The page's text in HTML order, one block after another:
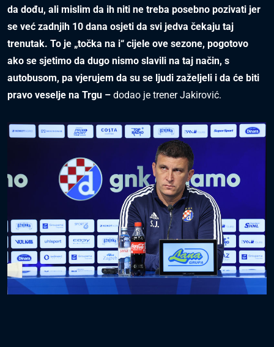
da dođu, ali mislim da ih niti ne treba posebno pozivati jer
se već zadnjih 10 dana osjeti da svi jedva čekaju taj
trenutak. To je „točka na i“ cijele ove sezone, pogotovo
ako se sjetimo da dugo nismo slavili na taj način, s
autobusom, pa vjerujem da su se ljudi zaželjeli i da će biti
pravo veselje na Trgu – dodao je trener Jakirović.